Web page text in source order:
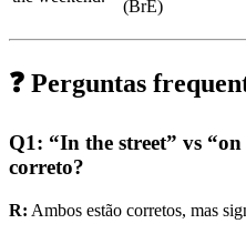
(BrE)
❓ Perguntas
Q1: “In the street” vs
correto?
R: Ambos estão corretos, mas